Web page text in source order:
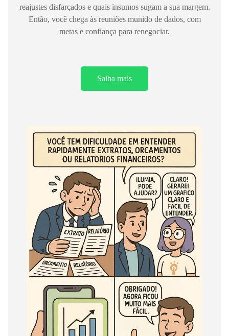
reajustes disfarçados e quais insumos sugam a sua margem.
Então, você chega às reuniões munido de dados, com
metas e confiança para renegociar.
Saiba mais